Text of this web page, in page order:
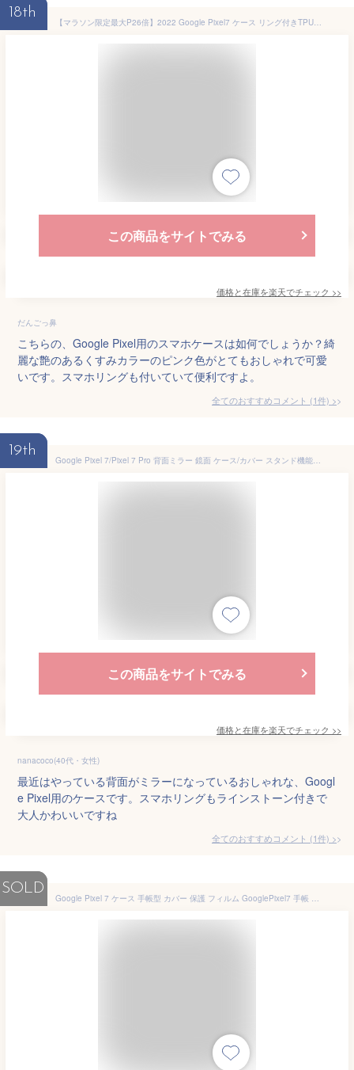
18th
【マラソン限定最大P26倍】2022 Google Pixel7 ケース リング付きTPUケース Pixel7Pro ケース 耐衝撃 ケース google pixel6a カバー pixel 7 ケース ピクセル 7 ケース 高見え プチプラ pixel 6a カバー 素材 ピクセル7Pro ケース google pixel ケース かっこいい バンカー
この商品をサイトでみる
価格と在庫を楽天でチェック >>
だんごっ鼻
こちらの、Google Pixel用のスマホケースは如何でしょうか？綺
麗な艶のあるくすみカラーのピンク色がとてもおしゃれで可愛
いです。スマホリングも付いていて便利ですよ。
全てのおすすめコメント (1件) >
19th
Google Pixel 7/Pixel 7 Pro 背面ミラー 鏡面 ケース/カバー スタンド機能 後付け リング付き 可愛い/かわいい ラインストーン キラキラ おしゃれ レディース ピクセル7/7プロ おすすめ スマートフォン/スマホケース/カバー
この商品をサイトでみる
価格と在庫を楽天でチェック >>
nanacoco(40代・女性)
最近はやっている背面がミラーになっているおしゃれな、Googl
e Pixel用のケースです。スマホリングもラインストーン付きで
大人かわいいですね
全てのおすすめコメント (1件) >
SOLD
Google Pixel 7 ケース 手帳型 カバー 保護 フィルム GooglePixel7 手帳 手帳型ケース Pixel7 ケース手帳型 ピクセル7 スマホケース 耐衝撃 グーグル ピクセル 7 ピクセル7ケース ピクセル7カバー ピクセル7 ケース動物 おしゃれ 携帯 グーグルピクセル7 ANTIQUEDIARY